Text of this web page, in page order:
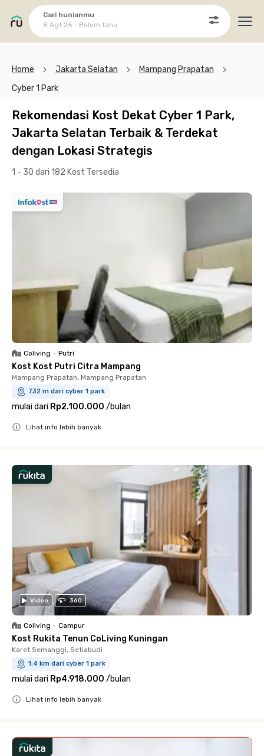
Cari hunianmu
8 Agt 26 - Belum tahu
Home Jakarta Selatan
Mampang Prapatan
Cyber 1 Park
Rekomendasi Kost Dekat Cyber 1 Park,
Jakarta Selatan Terbaik & Terdekat
dengan Lokasi Strategis
1 - 30 dari 182 Kost Tersedia
Coliving • Putri
Kost Kost Putri Citra Mampang
Mampang Prapatan, Mampang Prapatan
732 m dari cyber 1 park
mulai dari Rp2.100.000 /bulan
Lihat info lebih banyak
Video 360
Coliving • Campur
Kost Rukita Tenun CoLiving Kuningan
Karet Semanggi, Setiabudi
1.4 km dari cyber 1 park
mulai dari Rp4.918.000 /bulan
Lihat info lebih banyak